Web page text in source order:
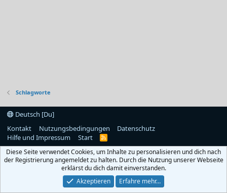
Schlagworte
Deutsch [Du]
Kontakt
Nutzungsbedingungen
Datenschutz
Hilfe und Impressum
Start
R
S
Diese Seite verwendet Cookies, um Inhalte zu personalisieren und dich nach
der Registrierung angemeldet zu halten. Durch die Nutzung unserer Webseite
erklärst du dich damit einverstanden.
Akzeptieren
Erfahre mehr…